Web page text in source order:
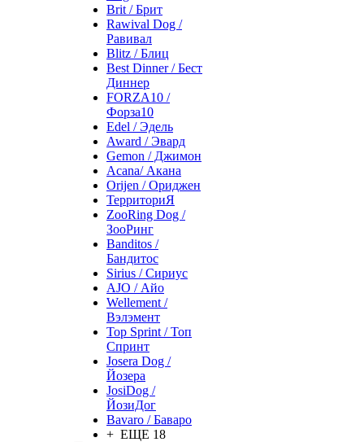
Brit / Брит
Rawival Dog /
Равивал
Blitz / Блиц
Best Dinner / Бест
Диннер
FORZA10 /
Форза10
Edel / Эдель
Award / Эвард
Gemon / Джимон
Acana/ Акана
Orijen / Ориджен
ТерриториЯ
ZooRing Dog /
ЗооРинг
Banditos /
Бандитос
Sirius / Сириус
AJO / Айо
Wellement /
Вэлэмент
Top Sprint / Топ
Спринт
Josera Dog /
Йозера
JosiDog /
ЙозиДог
Bavaro / Баваро
+ ЕЩЕ 18